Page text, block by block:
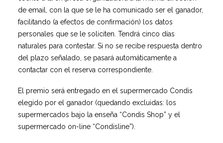
de email, con la que se le ha comunicado ser el ganador,
facilitando (a efectos de confirmación) los datos
personales que se le soliciten. Tendrá cinco días
naturales para contestar. Si no se recibe respuesta dentro
del plazo señalado, se pasará automáticamente a
contactar con el reserva correspondiente.
El premio será entregado en el supermercado Condis
elegido por el ganador (quedando excluidas: los
supermercados bajo la enseña “Condis Shop” y el
supermercado on-line “Condisline”).